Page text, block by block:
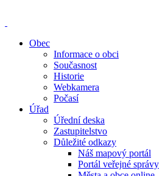
Obec
Informace o obci
Současnost
Historie
Webkamera
Počasí
Úřad
Úřední deska
Zastupitelstvo
Důležité odkazy
Náš mapový portál
Portál veřejné správy